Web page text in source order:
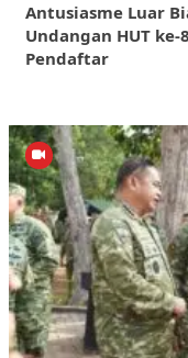
Antusiasme Luar
Undangan HUT ke-
Pendaftar